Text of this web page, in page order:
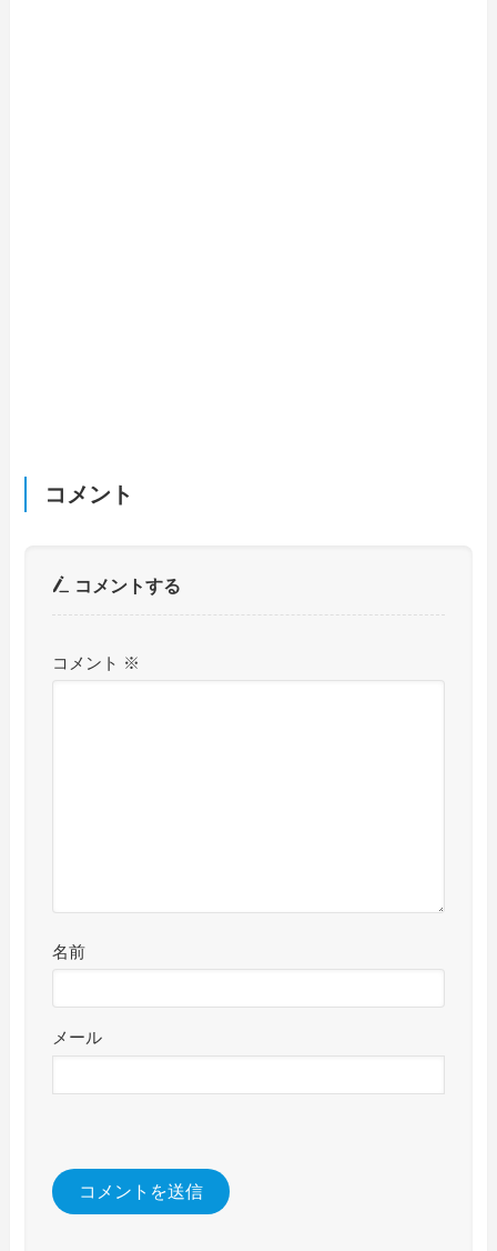
コメント
コメントする
コメント ※
名前
メール